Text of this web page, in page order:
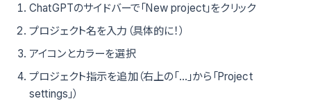
ChatGPTのサイドバーで「New project」をクリック
プロジェクト名を入力（具体的に！）
アイコンとカラーを選択
プロジェクト指示を追加（右上の「...」から「Project
settings」）